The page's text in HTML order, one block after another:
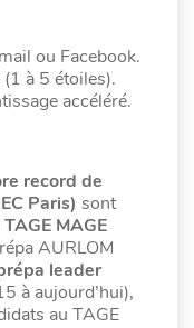
ou Facebook.
à 5 étoiles).
accéléré.
record de
Paris) sont
MAGE
AURLOM
leader
à aujourd’hui),
au TAGE